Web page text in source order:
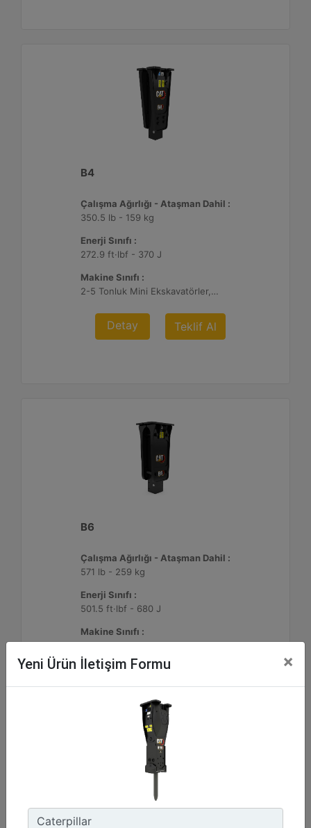
B4
Çalışma Ağırlığı - Ataşman Dahil :
350.5 lb - 159 kg
Enerji Sınıfı :
272.9 ft·lbf - 370 J
Makine Sınıfı :
2-5 Tonluk Mini Ekskavatörler, 216-299 Mikro Yükleyici/Kompakt Paletli Yükleyiciler
Detay Teklif Al
B6
Çalışma Ağırlığı - Ataşman Dahil :
571 lb - 259 kg
Enerji Sınıfı :
501.5 ft·lbf - 680 J
Makine Sınıfı :
4-9 Tonluk Mini Ekskavatörler, 216-299 Mikro Yükleyici/Kompakt Paletli Yükleyiciler, 415-444 Kazıcı Yükleyiciler
Yeni Ürün İletişim Formu ×